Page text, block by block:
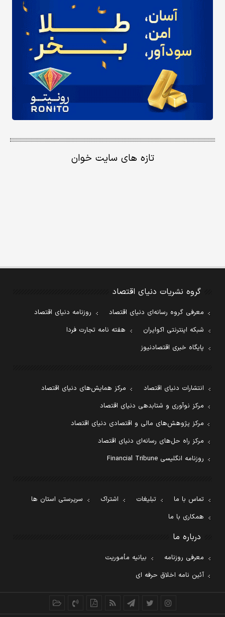
تازه های سایت خوان
گروه نشریات دنیای اقتصاد
معرفی گروه رسانه‌ای دنیای اقتصاد
روزنامه دنیای اقتصاد
شبکه اینترنتی اکوایران
هفته نامه تجارت فردا
پایگاه خبری اقتصادنیوز
انتشارات دنیای اقتصاد
مرکز همایش‌های دنیای اقتصاد
مرکز نوآوری و شتابدهی دنیای اقتصاد
مرکز پژوهش‌های مالی و اقتصادی دنیای اقتصاد
مرکز راه حل‌های رسانه‌ای دنیای اقتصاد
روزنامه انگلیسی Financial Tribune
تماس با ما تبلیغات اشتراک
سرپرستی استان ها
همکاری با ما
درباره ما
معرفی روزنامه
بیانیه مأموریت
آئین نامه اخلاق حرفه ای